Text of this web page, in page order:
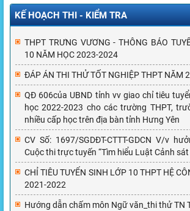
KẾ HOẠCH THI - KIỂM TRA
THPT TRƯNG VƯƠNG - THÔNG BÁO
10 NĂM HỌC 2023-2024
ĐÁP ÁN THI THỬ TỐT NGHIỆP THPT NĂM
QĐ 606của UBND tỉnh vv giao chỉ tiêu
học 2022-2023 cho các trường THPT,
nhiều cấp học trên địa bàn tỉnh Hưng Yên
CV Số: 1697/SGDĐT-CTTT-GDCN V/v
Cuộc thi trực tuyến “Tìm hiểu Luật Cảnh sát
CHỈ TIÊU TUYỂN SINH LỚP 10 THPT HỆ
2021-2022
Hướng dẫn chấm môn Ngữ văn_thi thử TN